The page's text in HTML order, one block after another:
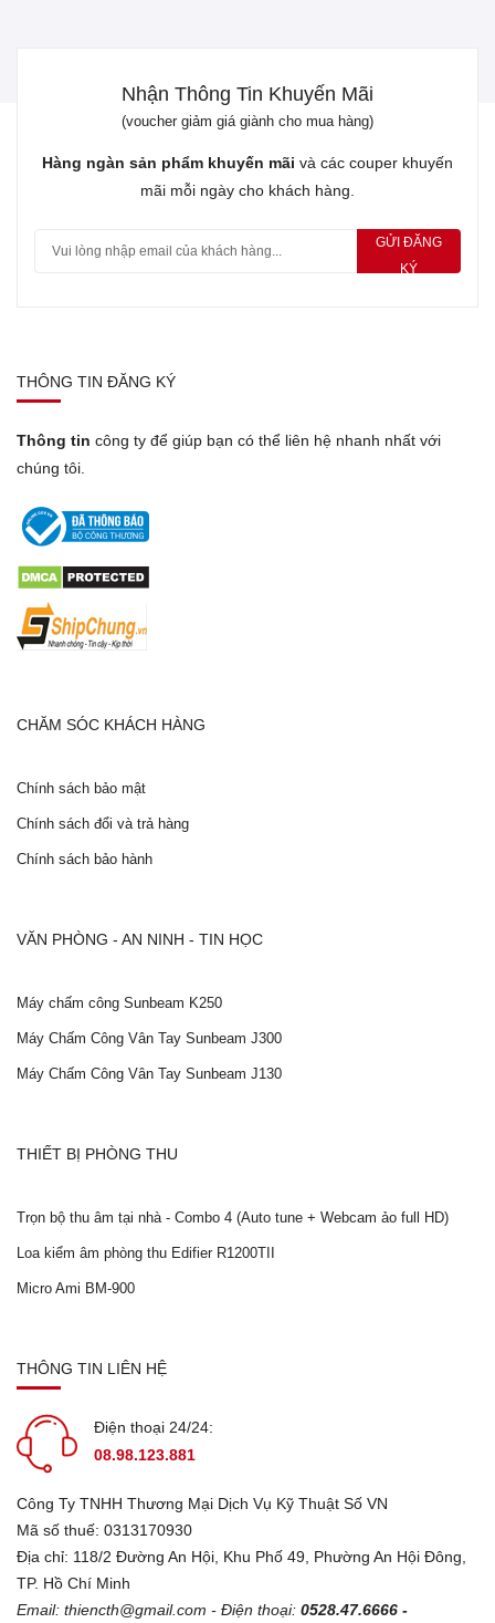
Như Sau:
Được thiết kế với hình dáng tròn, nhỏ gọn, tính thẩm
Kết nối với laptop, máy tính thông qua cổng USB.
Kết nối được với các thiết bị thông qua bluetooth.
cách thu lên đến 4m
Tốc độ xử lý hình ảnh 30Fps/giây.
Độ phân giải Full HD 1080P
Khoảng cách từ webcam tới người người dùng
Focus bằng tay, giúp việc điều chỉnh độ nét tốt hơn.
Được trang bị micro thu âm thanh
Có đèn trợ sáng, hỗ trợ quay hình ảnh ở môi trường
Cây 3 chân để dưới sàn.
Chiều cao từ 0,8-2m
Hotline bán sỉ: 0919 923 293 (Mr Tài).
Nhận Thông Tin Khuyến Mãi
(voucher giảm giá giành cho mua hàng)
Hàng ngàn sản phẩm khuyến mãi và các couper khuyến
mãi mỗi ngày cho khách hàng.
GỬI ĐĂNG
KÝ
THÔNG TIN ĐĂNG KÝ
Thông tin công ty để giúp bạn có thể liên hệ nhanh nhất với
chúng tôi.
CHĂM SÓC KHÁCH HÀNG
Chính sách bảo mật
Chính sách đổi và trả hàng
Chính sách bảo hành
VĂN PHÒNG - AN NINH - TIN HỌC
Máy chấm công Sunbeam K250
Máy Chấm Công Vân Tay Sunbeam J300
Máy Chấm Công Vân Tay Sunbeam J130
THIẾT BỊ PHÒNG THU
Trọn bộ thu âm tại nhà - Combo 4 (Auto tune + Webcam ảo full HD)
Loa kiểm âm phòng thu Edifier R1200TII
Micro Ami BM-900
THÔNG TIN LIÊN HỆ
Điện thoại 24/24:
08.98.123.881
Công Ty TNHH Thương Mại Dịch Vụ Kỹ Thuật Số VN
Mã số thuế: 0313170930
Địa chỉ: 118/2 Đường An Hội, Khu Phố 49, Phường An Hội Đông,
TP. Hồ Chí Minh
Email: thiencth@gmail.com - Điện thoại: 0528.47.6666 -